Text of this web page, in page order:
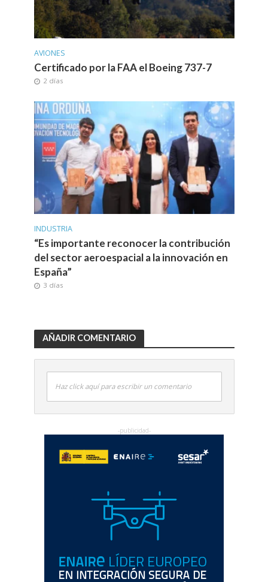
AVIONES
Certificado por la FAA el Boeing 737-7
2 días
INDUSTRIA
“Es importante reconocer la contribución
del sector aeroespacial a la innovación en
España”
3 días
AÑADIR COMENTARIO
Haz click aquí para escribir un comentario